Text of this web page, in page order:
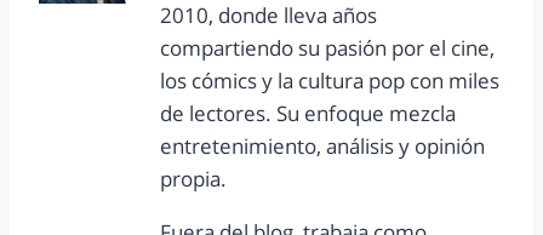
2010, donde lleva años
compartiendo su pasión por el cine,
los cómics y la cultura pop con miles
de lectores. Su enfoque mezcla
entretenimiento, análisis y opinión
propia.